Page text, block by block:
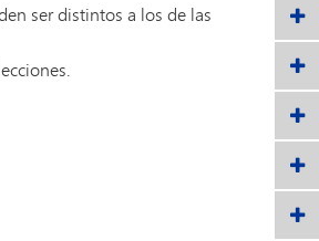
ser distintos a los de las